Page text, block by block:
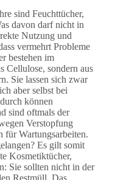
sind Feuchttücher,
davon darf nicht in
Nutzung und
vermehrt Probleme
bestehen im
Cellulose, sondern aus
Sie lassen sich zwar
aber selbst bei
können
sind oftmals der
Verstopfung
für Wartungsarbeiten.
Es gilt somit
Kosmetiktücher,
Sie sollten nicht in der
Restmüll. Das